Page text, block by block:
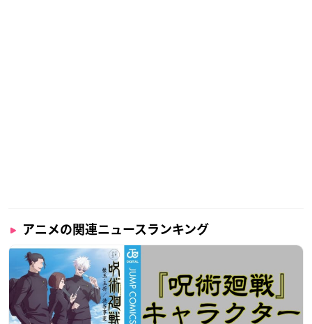
アニメの関連ニュースランキング